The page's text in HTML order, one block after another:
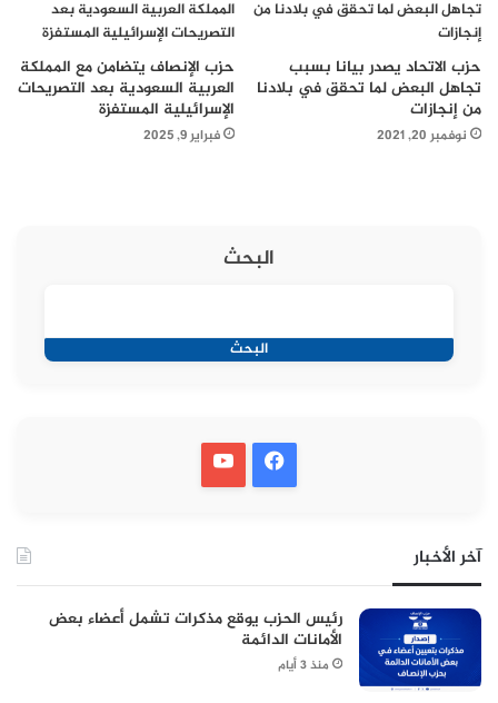
حزب الاتحاد يصدر بيانا بسبب
تجاهل البعض لما تحقق في بلادنا
من إنجازات
نوفمبر 20, 2021
حزب الإنصاف يتضامن مع المملكة
العربية السعودية بعد التصريحات
الإسرائيلية المستفزة
فبراير 9, 2025
البحث
البحث
آخر الأخبار
رئيس الحزب يوقع مذكرات تشمل أعضاء بعض
الأمانات الدائمة
منذ 3 أيام